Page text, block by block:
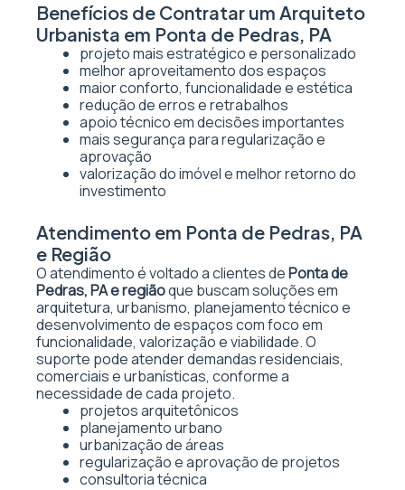
Benefícios de Contratar um Arquiteto
Urbanista em Ponta de Pedras, PA
projeto mais estratégico e personalizado
melhor aproveitamento dos espaços
maior conforto, funcionalidade e estética
redução de erros e retrabalhos
apoio técnico em decisões importantes
mais segurança para regularização e
aprovação
valorização do imóvel e melhor retorno do
investimento
Atendimento em Ponta de Pedras, PA
e Região
O atendimento é voltado a clientes dePonta de
Pedras, PA e regiãoque buscam soluções em
arquitetura, urbanismo, planejamento técnico e
desenvolvimento de espaços com foco em
funcionalidade, valorização e viabilidade. O
suporte pode atender demandas residenciais,
comerciais e urbanísticas, conforme a
necessidade de cada projeto.
projetos arquitetônicos
planejamento urbano
urbanização de áreas
regularização e aprovação de projetos
consultoria técnica